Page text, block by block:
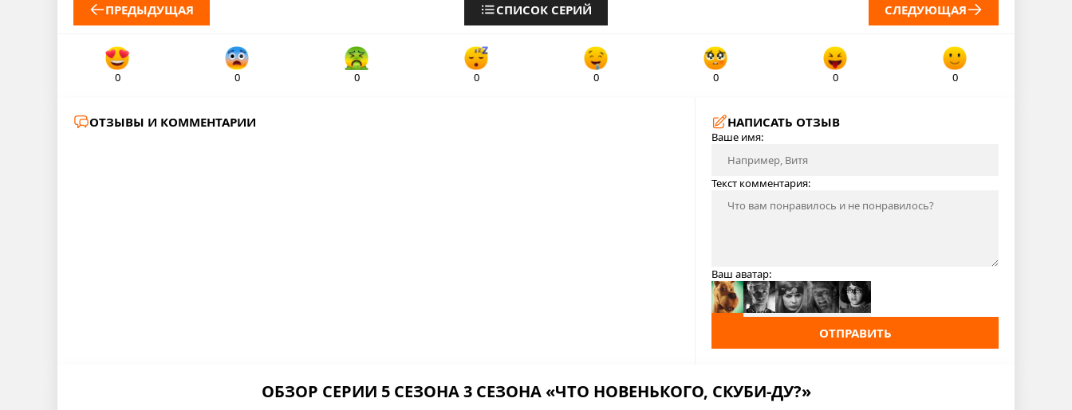
ПРЕДЫДУЩАЯ СПИСОК СЕРИЙ СЛЕДУЮЩАЯ
0 0 0 0 0 0 0 0
ОТЗЫВЫ И КОММЕНТАРИИ НАПИСАТЬ ОТЗЫВ
Ваше имя:
Текст комментария:
Ваш аватар:
ОТПРАВИТЬ
ОБЗОР СЕРИИ 5 СЕЗОНА 3 СЕЗОНА «ЧТО НОВЕНЬКОГО, СКУБИ-ДУ?»